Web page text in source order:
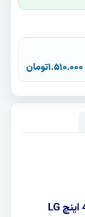
۱.۵۱۰.۰۰۰تومان
این بکلایت مناسب تلویزیون 42 اینچ LG